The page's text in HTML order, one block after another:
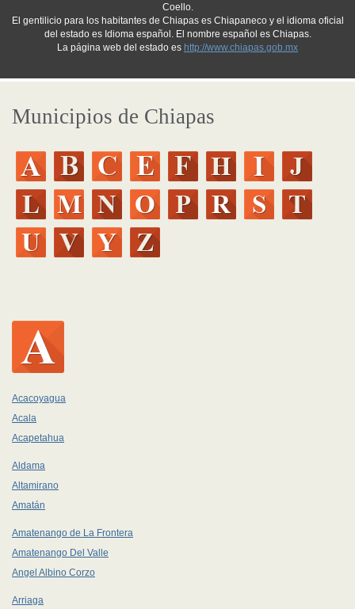
Coello.
El gentilicio para los habitantes de Chiapas es Chiapaneco y el idioma oficial
del estado es Idioma español. El nombre español es Chiapas.
La página web del estado es http://www.chiapas.gob.mx
Municipios de Chiapas
Acacoyagua
Acala
Acapetahua
Aldama
Altamirano
Amatán
Amatenango de La Frontera
Amatenango Del Valle
Angel Albino Corzo
Arriaga